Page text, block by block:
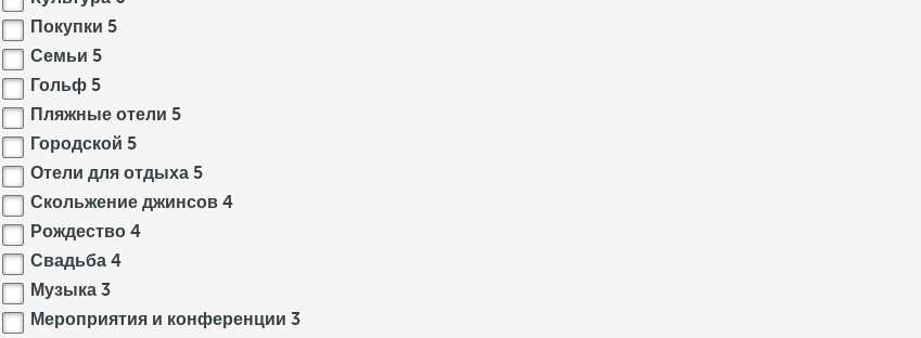
Покупки 5
Семьи 5
Гольф 5
Пляжные отели 5
Городской 5
Отели для отдыха 5
Скольжение джинсов 4
Рождество 4
Свадьба 4
Музыка 3
Мероприятия и конференции 3